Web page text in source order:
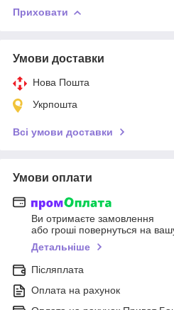
Приховати
Умови доставки
Нова Пошта
Укрпошта
Всі умови доставки
Умови оплати
Ви отримаєте замовлення
або гроші повернуться на
Детальніше
Післяплата
Оплата на рахунок